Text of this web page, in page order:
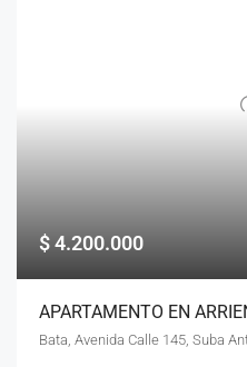
$ 4.200.000